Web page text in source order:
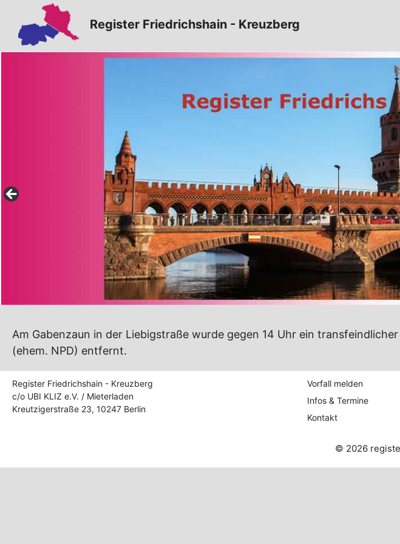
Inhalt
springen
Register Friedrichshain - Kreuzberg
Am Gabenzaun in der Liebigstraße wurde gegen 14 Uhr ein
(ehem. NPD) entfernt.
Register Friedrichshain - Kreuzberg
c/o UBI KLIZ e.V. / Mieterladen
Kreutzigerstraße 23, 10247 Berlin
Vorfall melden
Infos & Termine
Kontakt
© 2026